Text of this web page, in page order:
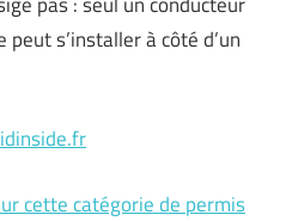
s’installer à côté d’un
cette catégorie de permis